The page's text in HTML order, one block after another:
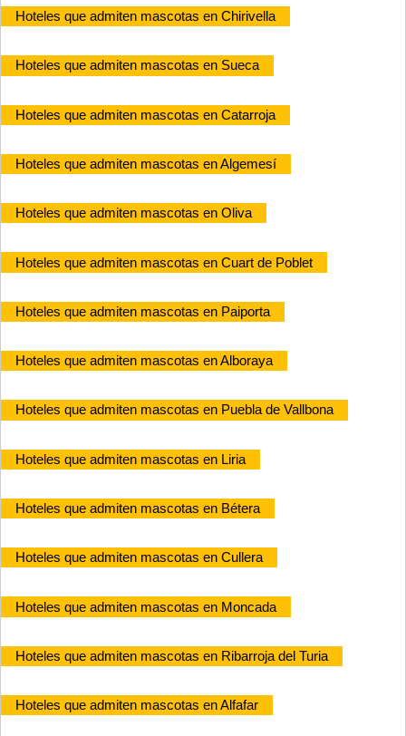
Hoteles que admiten mascotas en Chirivella
Hoteles que admiten mascotas en Sueca
Hoteles que admiten mascotas en Catarroja
Hoteles que admiten mascotas en Algemesí
Hoteles que admiten mascotas en Oliva
Hoteles que admiten mascotas en Cuart de Poblet
Hoteles que admiten mascotas en Paiporta
Hoteles que admiten mascotas en Alboraya
Hoteles que admiten mascotas en Puebla de Vallbona
Hoteles que admiten mascotas en Liria
Hoteles que admiten mascotas en Bétera
Hoteles que admiten mascotas en Cullera
Hoteles que admiten mascotas en Moncada
Hoteles que admiten mascotas en Ribarroja del Turia
Hoteles que admiten mascotas en Alfafar